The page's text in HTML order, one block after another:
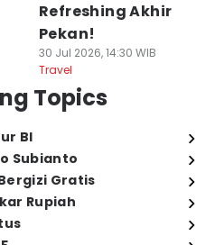
Refreshing Akhir
Pekan!
30 Jul 2026, 14:30 WIB
Travel
Topics
BI
Subianto
Gratis
Rupiah